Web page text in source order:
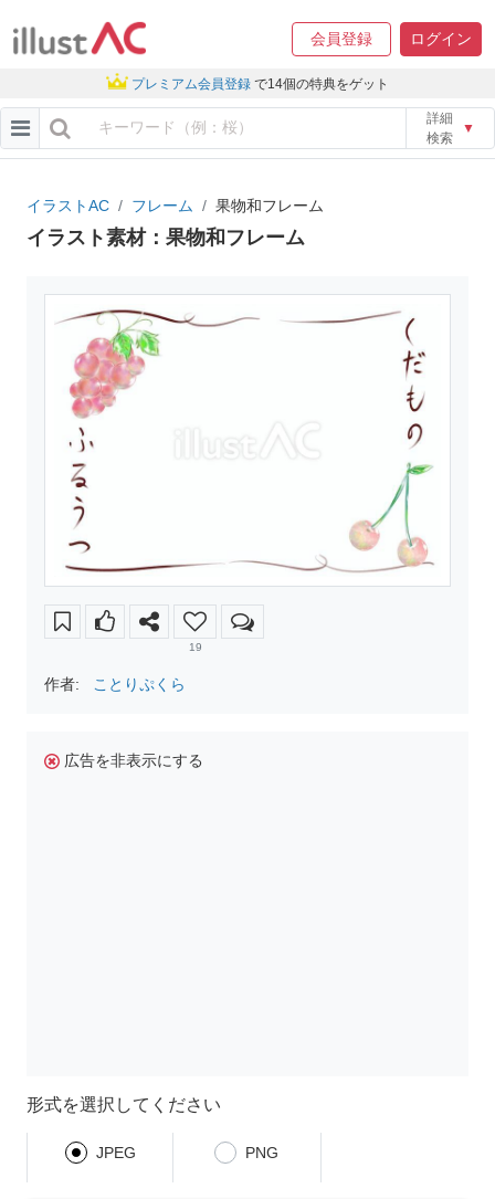
会員登録 ログイン
プレミアム会員登録 で14個の特典をゲット
詳細
検索
▼
イラストAC フレーム 果物和フレーム
イラスト素材：果物和フレーム
19
作者: ことりぷくら
広告を非表示にする
形式を選択してください
JPEG PNG